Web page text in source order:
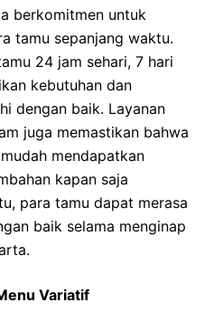
berkomitmen untuk
tamu sepanjang waktu.
24 jam sehari, 7 hari
kebutuhan dan
dengan baik. Layanan
juga memastikan bahwa
mendapatkan
kapan saja
para tamu dapat merasa
baik selama menginap
Variatif